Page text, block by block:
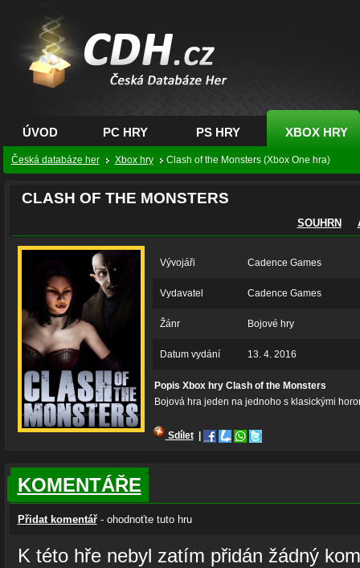
CDH.cz - hry na PC,
PS, XBOX - Česká
databáze her
ÚVOD PC HRY PS HRY XBOX HRY
Česká databáze her Xbox hry Clash of the Monsters (Xbox One hra)
CLASH OF THE MONSTERS
SOUHRN
Vývojáři Cadence Games
Vydavatel Cadence Games
Žánr Bojové hry
Datum vydání 13. 4. 2016
Popis Xbox hry Clash of the Monsters
Bojová hra jeden na jednoho s klasickými
Sdílet
KOMENTÁŘE
Přidat komentář- ohodnoťte tuto hru
K této hře nebyl zatím přidán žádný